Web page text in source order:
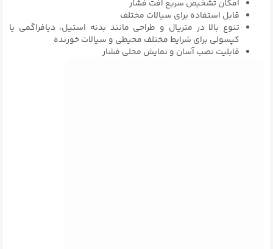
امکان تشخیص سریع افت فشار
قابل‌ استفاده برای سیالات مختلف
تنوع بالا در متریال و طراحی مانند بدنه استیل، دیافراگمی یا
کپسولی برای شرایط مختلف محیطی و سیالات خورنده
قابلیت نصب آسان و نمایش محلی فشار